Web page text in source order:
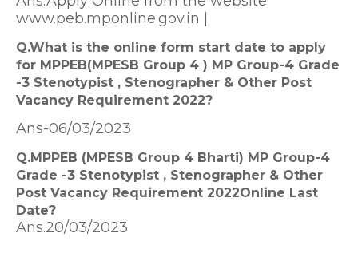
www.peb.mponline.gov.in |
Q.What is the online form start date to apply
for MPPEB(MPESB Group 4 ) MP Group-4 Grade
-3 Stenotypist , Stenographer & Other Post
Vacancy Requirement 2022?
Ans-06/03/2023
Q.MPPEB (MPESB Group 4 Bharti) MP Group-4
Grade -3 Stenotypist , Stenographer & Other
Post Vacancy Requirement 2022Online Last
Date?
Ans.20/03/2023